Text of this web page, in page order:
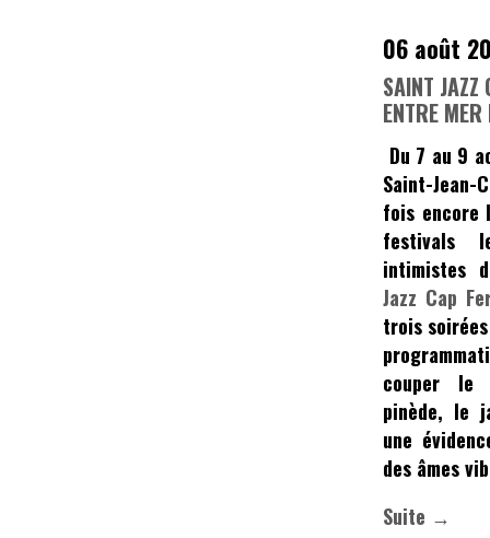
06 août
SAINT
ENTRE
Du 7 au 9
Saint-Jean-
fois encore
festivals
intimistes
Jazz Cap
trois
couper le
pinède, le
une
des âmes
Suite →